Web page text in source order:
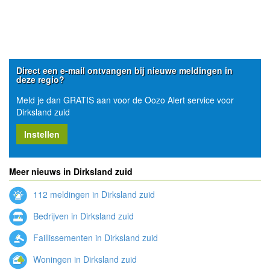
Direct een e-mail ontvangen bij nieuwe meldingen in
deze regio?
Meld je dan GRATIS aan voor de Oozo Alert service voor
Dirksland zuid
Instellen
Meer nieuws in Dirksland zuid
112 meldingen in Dirksland zuid
Bedrijven in Dirksland zuid
Faillissementen in Dirksland zuid
Woningen in Dirksland zuid